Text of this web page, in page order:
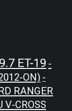
ET-19 -
ON) -
RANGER
V-CROSS